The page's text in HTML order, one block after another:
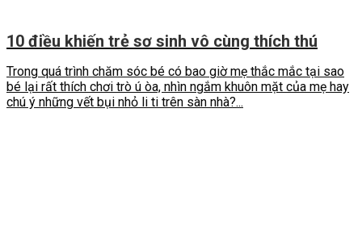
10 điều khiến trẻ sơ sinh vô cùng thích thú
Trong quá trình chăm sóc bé có bao giờ mẹ thắc mắc tại sao
bé lại rất thích chơi trò ú òa, nhìn ngắm khuôn mặt của mẹ hay
chú ý những vết bụi nhỏ li ti trên sàn nhà?...